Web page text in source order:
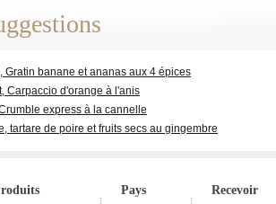
Gratin banane et ananas aux 4 épices
Carpaccio d'orange à l'anis
express à la cannelle
tartare de poire et fruits secs au gingembre
Pays Recevoir